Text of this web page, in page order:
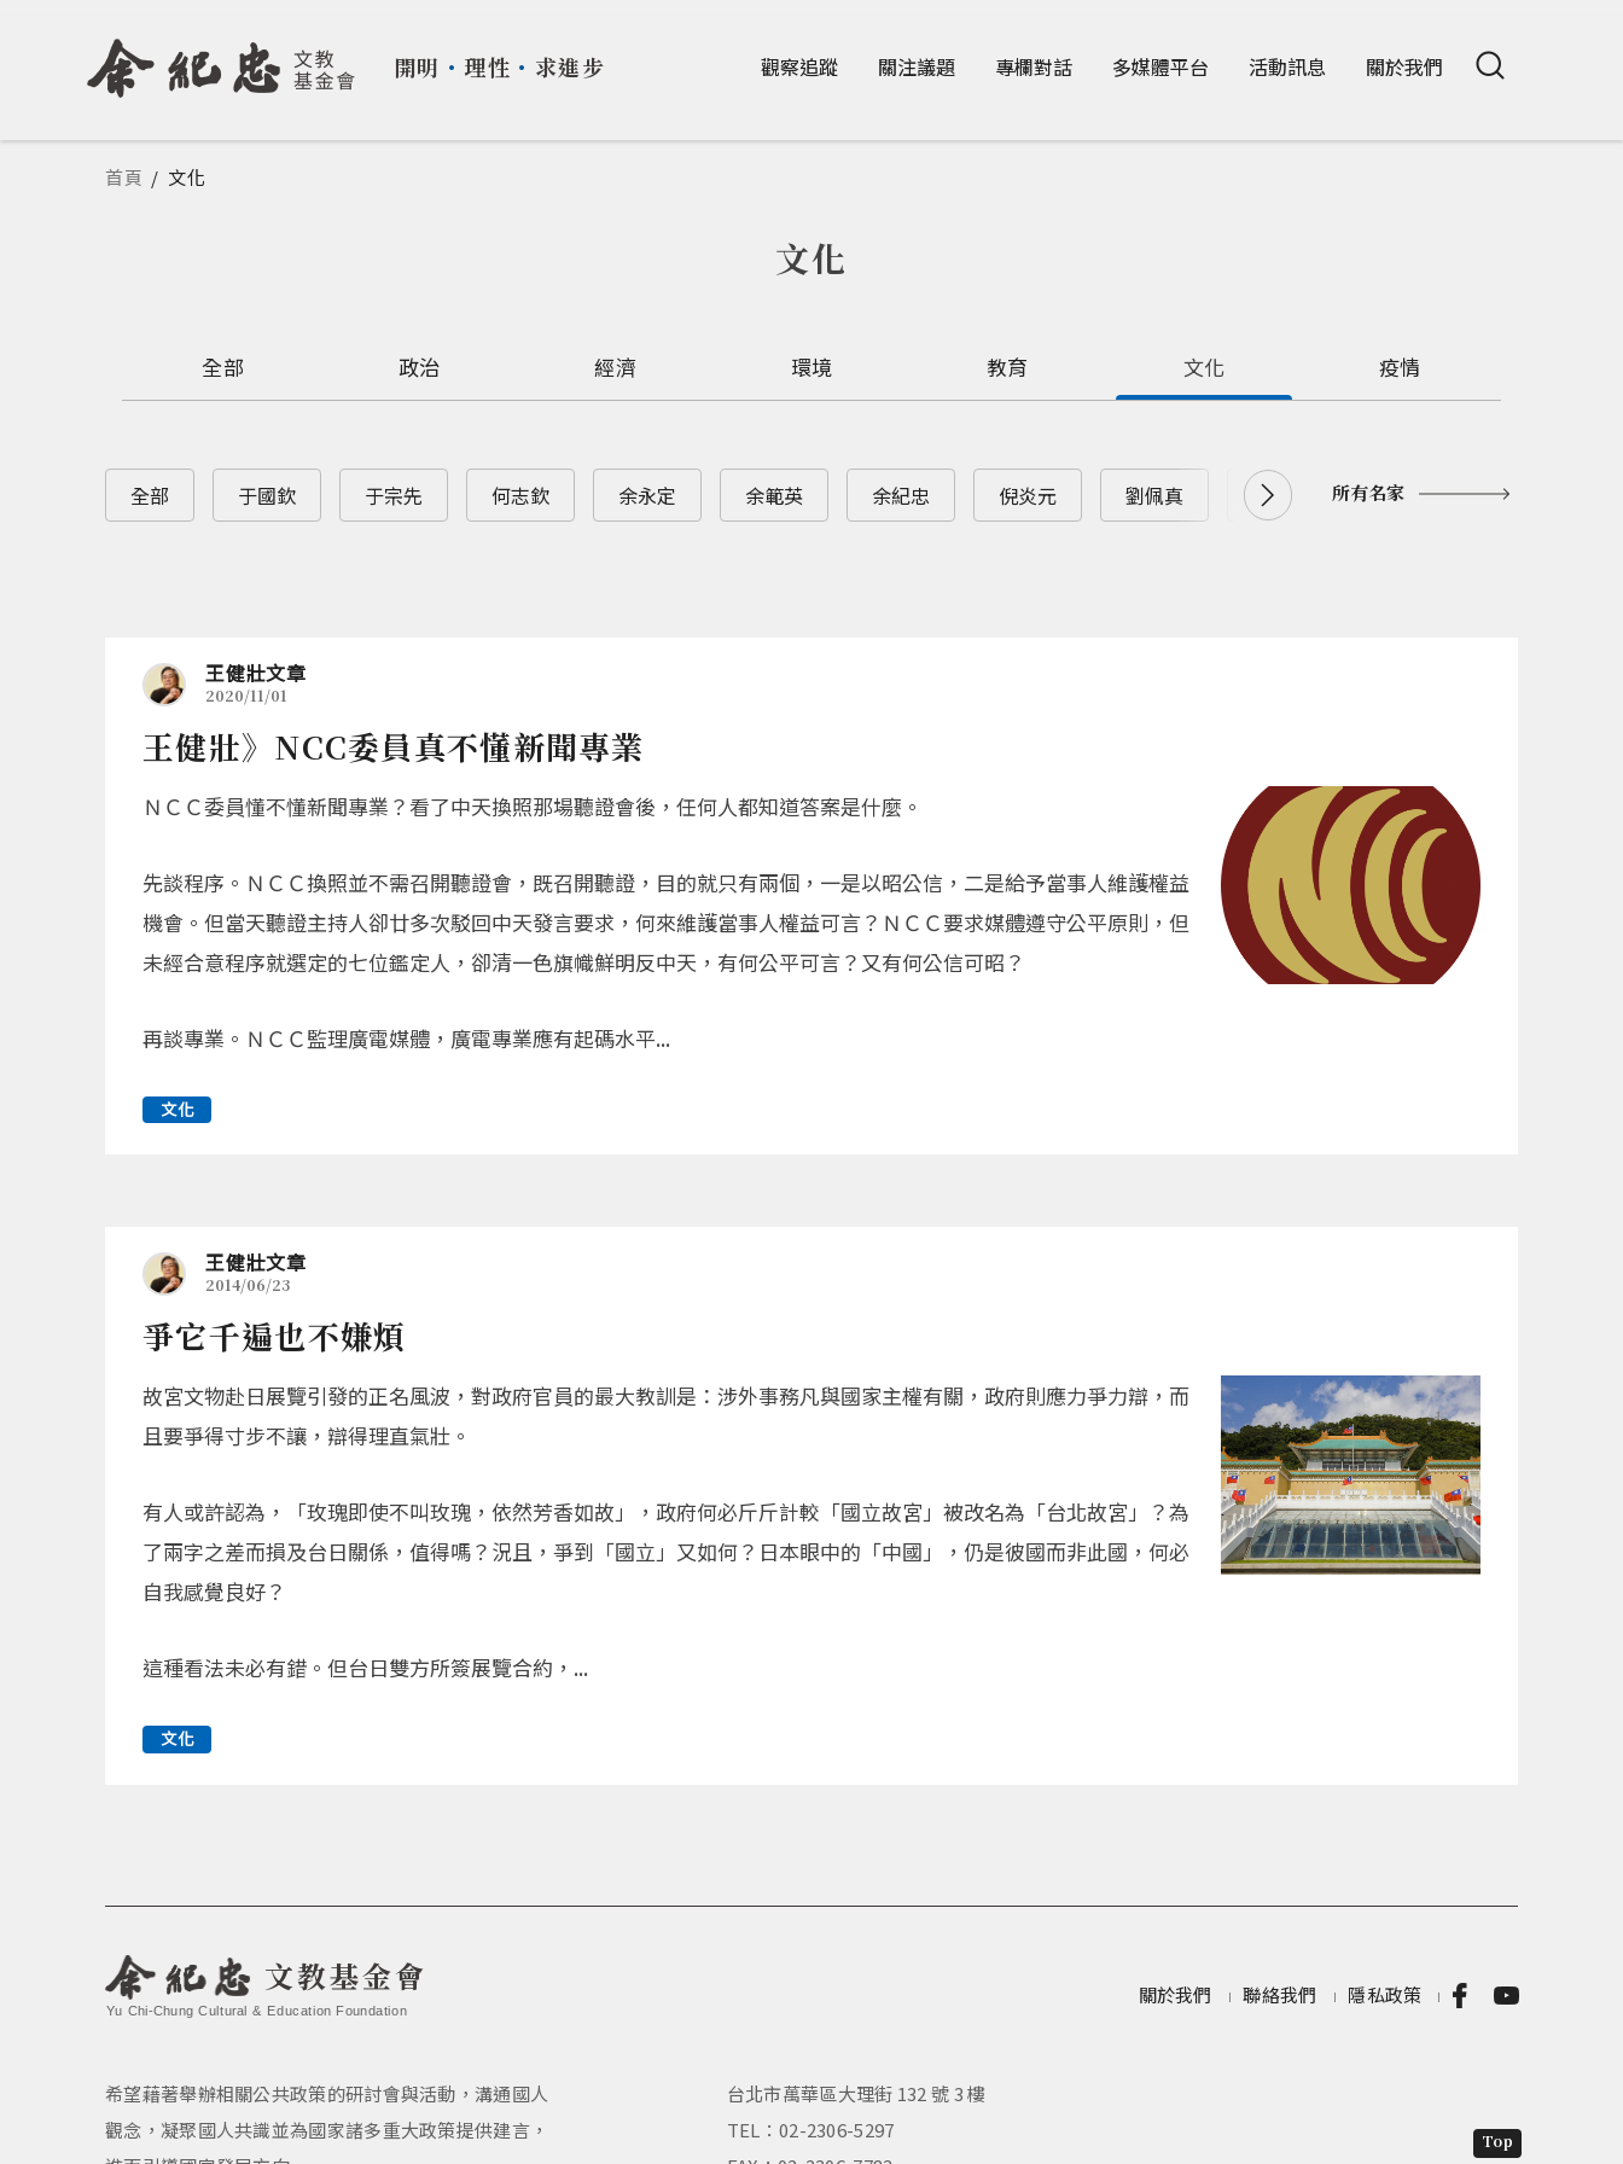
開明 ・ 理性 ・ 求進步 觀察追蹤 關注議題 專欄對話 多媒體平台 活動訊息 關於我們
您在這裡
首頁 / 文化
文化
全部 政治 經濟 環境 教育 文化 疫情
全部 于國欽 于宗先 何志欽 余永定 余範英 余紀忠 倪炎元 劉佩真 劉兆漢 劉大年 劉憶如
所有名家
王健壯文章
2020/11/01
王健壯》NCC委員真不懂新聞專業
ＮＣＣ委員懂不懂新聞專業？看了中天換照那場聽證會後，任何人都知道答案是什麼。
先談程序。ＮＣＣ換照並不需召開聽證會，既召開聽證，目的就只有兩個，一是以昭公信，二是給予當事人維護權益
機會。但當天聽證主持人卻廿多次駁回中天發言要求，何來維護當事人權益可言？ＮＣＣ要求媒體遵守公平原則，但
未經合意程序就選定的七位鑑定人，卻清一色旗幟鮮明反中天，有何公平可言？又有何公信可昭？
再談專業。ＮＣＣ監理廣電媒體，廣電專業應有起碼水平...
文化
王健壯文章
2014/06/23
爭它千遍也不嫌煩
故宮文物赴日展覽引發的正名風波，對政府官員的最大教訓是：涉外事務凡與國家主權有關，政府則應力爭力辯，而
且要爭得寸步不讓，辯得理直氣壯。
有人或許認為，「玫瑰即使不叫玫瑰，依然芳香如故」，政府何必斤斤計較「國立故宮」被改名為「台北故宮」？為
了兩字之差而損及台日關係，值得嗎？況且，爭到「國立」又如何？日本眼中的「中國」，仍是彼國而非此國，何必
自我感覺良好？
這種看法未必有錯。但台日雙方所簽展覽合約，...
文化
文教基金會
Yu Chi-Chung Cultural & Education Foundation
關於我們 聯絡我們 隱私政策
希望藉著舉辦相關公共政策的研討會與活動，溝通國人
觀念，凝聚國人共識並為國家諸多重大政策提供建言，
台北市萬華區大理街 132 號 3 樓
TEL：02-2306-5297
Top